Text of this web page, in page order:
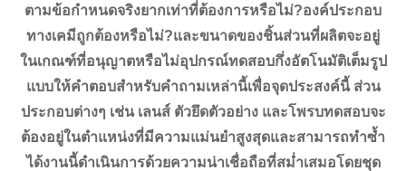
ตามข้อกำหนดจริงยากเท่าที่ต้องการหรือไม่?องค์ประกอบ
ทางเคมีถูกต้องหรือไม่?และขนาดของชิ้นส่วนที่ผลิตจะอยู่
ในเกณฑ์ที่อนุญาตหรือไม่อุปกรณ์ทดสอบกึ่งอัตโนมัติเต็มรูป
แบบให้คำตอบสำหรับคำถามเหล่านี้เพื่อจุดประสงค์นี้ ส่วน
ประกอบต่างๆ เช่น เลนส์ ตัวยึดตัวอย่าง และโพรบทดสอบจะ
ต้องอยู่ในตำแหน่งที่มีความแม่นยำสูงสุดและสามารถทำซ้ำ
ได้งานนี้ดำเนินการด้วยความน่าเชื่อถือที่สม่ำเสมอโดยชุด